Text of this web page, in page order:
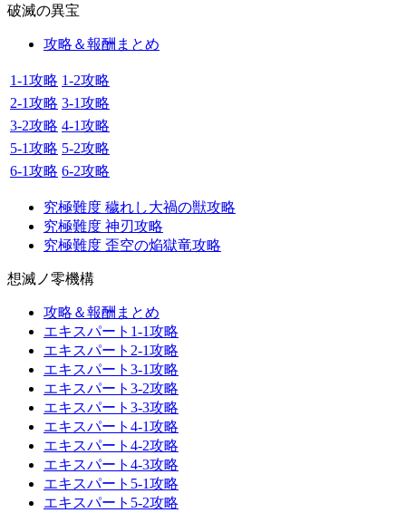
破滅の異宝
攻略＆報酬まとめ
1-1攻略 1-2攻略
2-1攻略 3-1攻略
3-2攻略 4-1攻略
5-1攻略 5-2攻略
6-1攻略 6-2攻略
究極難度 穢れし大禍の獣攻略
究極難度 神刃攻略
究極難度 歪空の焔獄竜攻略
想滅ノ零機構
攻略＆報酬まとめ
エキスパート1-1攻略
エキスパート2-1攻略
エキスパート3-1攻略
エキスパート3-2攻略
エキスパート3-3攻略
エキスパート4-1攻略
エキスパート4-2攻略
エキスパート4-3攻略
エキスパート5-1攻略
エキスパート5-2攻略